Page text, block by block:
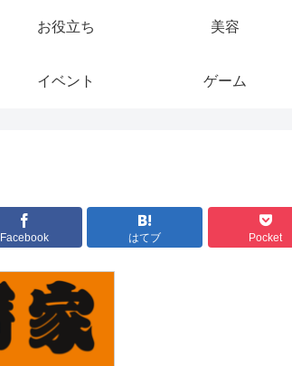
お役立ち 美容
イベント ゲーム
Facebook はてブ Pocket